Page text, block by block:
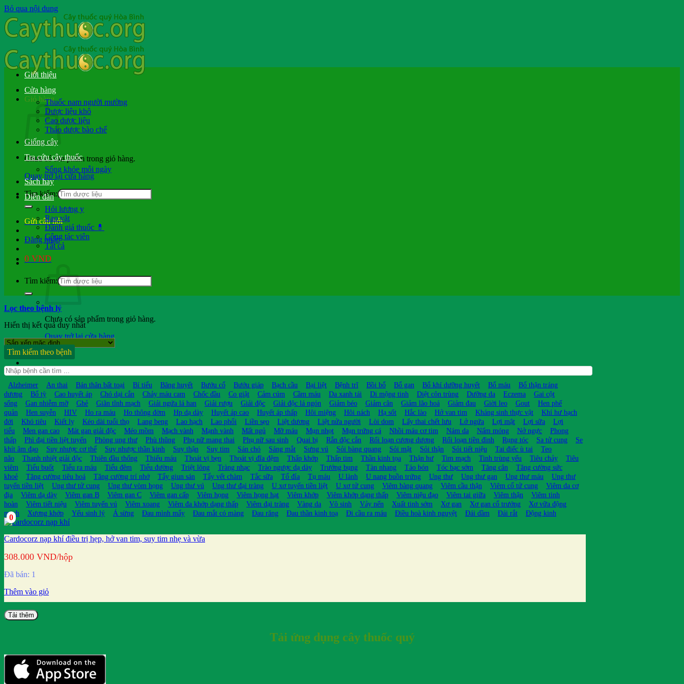
Bỏ qua nội dung
Giỏ hàng
Chưa có sản phẩm trong giỏ hàng.
Quay trở lại cửa hàng
Tìm kiếm:
Gửi câu hỏi
Đăng nhập
0 VND
Chưa có sản phẩm trong giỏ hàng.
Quay trở lại cửa hàng
Hỏi b.sĩ
Giới thiệu
Cửa hàng
Thuốc nam người mường
Dược liệu khô
Cao dược liệu
Thảo dược bào chế
Giống cây
Tra cứu cây thuốc
Sống khỏe mỗi ngày
Sách hay
Diễn đàn
Hỏi lương y
Rao vặt
Đánh giá thuốc 💊
Cộng tác viên
Tất cả
Tìm kiếm:
Lọc theo bệnh lý
Hiển thị kết quả duy nhất
Tìm kiếm theo bệnh
Alzheimer An thai Bán thân bất toại Bí tiểu Băng huyết Bướu cổ Bướu giáp Bạch cầu Bại liệt Bệnh trĩ Bồi bổ Bổ gan Bổ khí dưỡng huyết Bổ máu
Bổ thận tráng
dương
Bổ tỳ Cao huyết áp Chó dại cắn Chảy máu cam Chốc đầu Co giật Cảm cúm Cầm máu Da xanh tái Di mộng tinh Diệt côn trùng Dưỡng da Eczema
Gai cột
sống
Gan nhiễm mỡ Ghẻ Giãn tĩnh mạch Giải ngứa lá han Giải rượu Giải độc Giải độc lá ngón Giảm béo Giảm cân Giảm lão hoá Giảm đau Giời leo Gout
Hen phế
quản
Hen suyễn HIV Ho ra máu Ho thông đờm Hp dạ dày Huyết áp cao Huyết áp thấp Hôi miệng Hôi nách Hạ sốt Hắc lào Hở van tim Kháng sinh thực vật
Khí hư bạch
đới
Khó tiêu Kiết lỵ Kéo dài tuổi thọ Lang beng Lao hạch Lao phổi Liền sẹo Liệt dương Liệt nửa người Lòi dom Lấy thai chết lưu Lở ngứa Lợi mật Lợi sữa
Lợi
tiểu
Men gan cao Mát gan giải độc Méo mồm Mạch vành Mạnh vành Mất ngủ Mỡ máu Mụn nhọt Mụn trứng cá Nhồi máu cơ tim Nám da Nấm móng Nở ngực
Phong
thấp
Phì đại tiền liệt tuyến Phòng ung thư Phù thũng Phụ nữ mang thai Phụ nữ sau sinh Quai bị Rắn độc cắn Rối loạn cương dương Rối loạn tiền đình Rụng tóc Sa tử cung
Se
khít âm đạo
Suy nhược cơ thể Suy nhược thần kinh Suy thận Suy tim Sán chó Sáng mắt Sưng vú Sỏi bàng quang Sỏi mật Sỏi thận Sỏi tiết niệu Tai điếc ù tai
Teo
não
Thanh nhiệt giải độc Thiên đầu thống Thiếu máu Thoát vị bẹn Thoát vị đĩa đệm Thấp khớp Thấp tim Thần kinh tọa Thận hư Tim mạch Tinh trùng yếu Tiêu chảy
Tiêu
viêm
Tiểu buốt Tiểu ra máu Tiểu đêm Tiểu đường Triệt lông Tràng nhạc Trào ngược dạ dày Trướng bụng Tàn nhang Táo bón Tóc bạc sớm Tăng cân
Tăng cường sức
khoẻ
Tăng cường tiêu hoá Tăng cường trí nhớ Tẩy giun sán Tẩy vết chàm Tắc sữa Tổ đỉa Tụ máu U lành U nang buồn trứng Ung thư Ung thư gan Ung thư máu
Ung thư
tuyến tiền liệt
Ung thư tử cung Ung thư vòm họng Ung thư vú Ung thư đại tràng U xơ tuyến tiền liệt U xơ tử cung Viêm bàng quang Viêm cầu thận Viêm cổ tử cung
Viêm da cơ
địa
Viêm dạ dày Viêm gan B Viêm gan C Viêm gan cấp Viêm họng Viêm họng hạt Viêm khớp Viêm khớp dạng thấp Viêm niệu đạo Viêm tai giữa Viêm thận
Viêm tinh
hoàn
Viêm tiết niệu Viêm tuyến vú Viêm xoang Viêm đa khớp dạng thấp Viêm đại tràng Vàng da Vô sinh Vảy nến Xuất tinh sớm Xơ gan Xơ gan cổ trướng
Xơ vữa động
mạch
Xương khớp Yếu sinh lý Á sừng Đau mình mẩy Đau mắt có màng Đau răng Đau thần kinh toạ Đi cầu ra máu Điều hoà kinh nguyệt Đái dầm Đái rắt Động kinh
0
Cardocorz nạp khí điều trị hẹp, hở van tim, suy tim nhẹ và vừa
308.000 VND/hộp
Đã bán: 1
Thêm vào giỏ
Tải thêm
Tải ứng dụng cây thuốc quý